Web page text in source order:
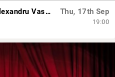
Divorț în stil italian I regia Alexandru Vasilachi Thu, 17th Sep
19:00